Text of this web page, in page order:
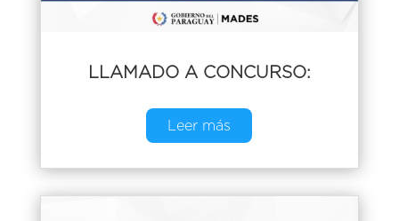
LLAMADO A CONCURSO:
Leer más